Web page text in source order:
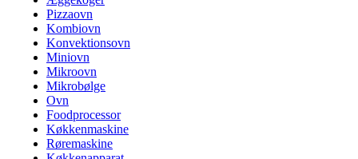
Pizzaovn
Kombiovn
Konvektionsovn
Miniovn
Mikroovn
Mikrobølge
Ovn
Foodprocessor
Køkkenmaskine
Røremaskine